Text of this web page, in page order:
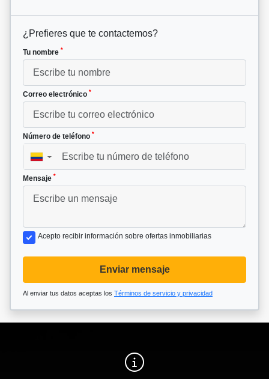
¿Prefieres que te contactemos?
Tu nombre *
Correo electrónico *
Número de teléfono *
▼
Mensaje *
Acepto recibir información sobre ofertas inmobiliarias
Enviar mensaje
Al enviar tus datos aceptas los Términos de servicio y privacidad